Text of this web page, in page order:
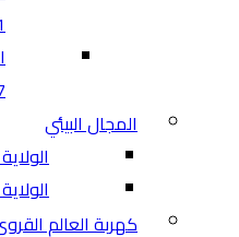
المجال البيئي
الولاية
الولاية
كهربة العالم